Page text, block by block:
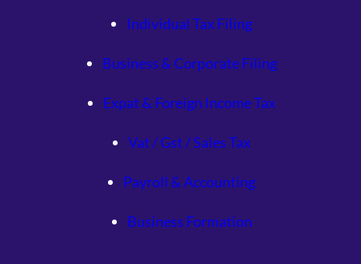
Individual Tax Filing
Business & Corporate Filing
Expat & Foreign Income Tax
Vat / Gst / Sales Tax
Payroll & Accounting
Business Formation